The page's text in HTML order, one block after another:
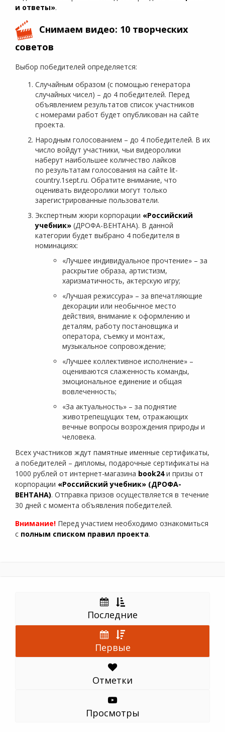
и ответы».
Снимаем видео: 10 творческих
советов
Выбор победителей определяется:
Случайным образом (с помощью генератора
случайных чисел) – до 4 победителей. Перед
объявлением результатов список участников
с номерами работ будет опубликован на сайте
проекта.
Народным голосованием – до 4 победителей. В их
число войдут участники, чьи видеоролики
наберут наибольшее количество лайков
по результатам голосования на сайте lit-
country.1sept.ru. Обратите внимание, что
оценивать видеоролики могут только
зарегистрированные пользователи.
Экспертным жюри корпорации «Российский
учебник» (ДРОФА-ВЕНТАНА). В данной
категории будет выбрано 4 победителя в
номинациях:
«Лучшее индивидуальное прочтение» – за
раскрытие образа, артистизм,
харизматичность, актерскую игру;
«Лучшая режиссура» – за впечатляющие
декорации или необычное место
действия, внимание к оформлению и
деталям, работу постановщика и
оператора, съемку и монтаж,
музыкальное сопровождение;
«Лучшее коллективное исполнение» –
оцениваются слаженность команды,
эмоциональное единение и общая
вовлеченность;
«За актуальность» – за поднятие
животрепещущих тем, отражающих
вечные вопросы возрождения природы и
человека.
Всех участников ждут памятные именные сертификаты,
а победителей – дипломы, подарочные сертификаты на
1000 рублей от интернет-магазина book24и призы от
корпорации «Российский учебник» (ДРОФА-
ВЕНТАНА). Отправка призов осуществляется в течение
30 дней с момента объявления победителей.
Внимание! Перед участием необходимо ознакомиться
с полным списком правил проекта.
Последние
Первые
Отметки
Просмотры